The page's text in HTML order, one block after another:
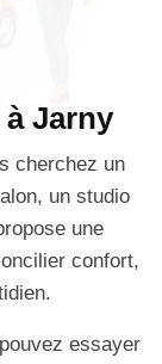
Jarny
cherchez un
un studio
une
confort,
essayer